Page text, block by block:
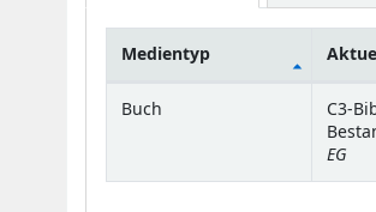
Medientyp
Buch
C3-
EG